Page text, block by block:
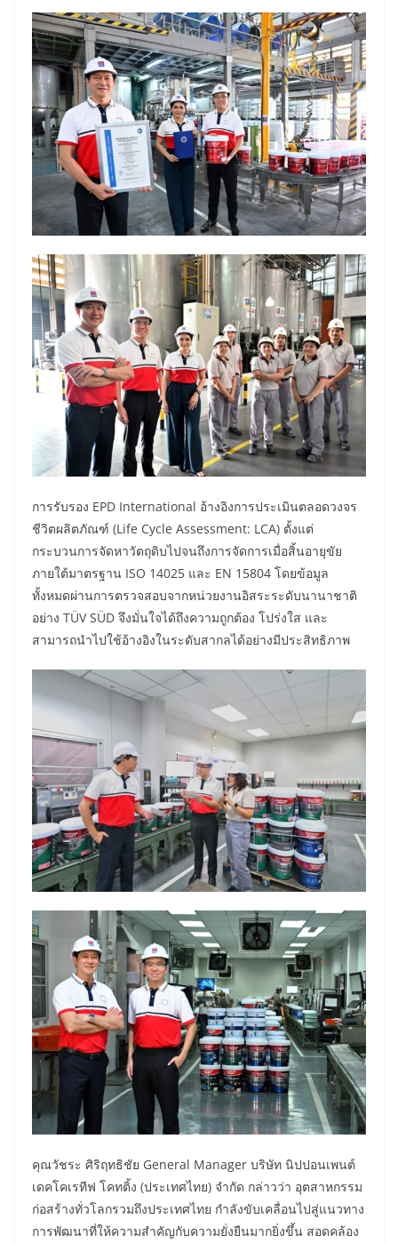
การรับรอง EPD International อ้างอิงการประเมินตลอดวงจร
ชีวิตผลิตภัณฑ์ (Life Cycle Assessment: LCA) ตั้งแต่
กระบวนการจัดหาวัตถุดิบไปจนถึงการจัดการเมื่อสิ้นอายุขัย
ภายใต้มาตรฐาน ISO 14025 และ EN 15804 โดยข้อมูล
ทั้งหมดผ่านการตรวจสอบจากหน่วยงานอิสระระดับนานาชาติ
อย่าง TÜV SÜD จึงมั่นใจได้ถึงความถูกต้อง โปร่งใส และ
สามารถนำไปใช้อ้างอิงในระดับสากลได้อย่างมีประสิทธิภาพ
คุณวัชระ ศิริฤทธิชัย General Manager บริษัท นิปปอนเพนต์
เดคโคเรทีฟ โคทติ้ง (ประเทศไทย) จำกัด กล่าวว่า อุตสาหกรรม
ก่อสร้างทั่วโลกรวมถึงประเทศไทย กำลังขับเคลื่อนไปสู่แนวทาง
การพัฒนาที่ให้ความสำคัญกับความยั่งยืนมากยิ่งขึ้น สอดคล้อง